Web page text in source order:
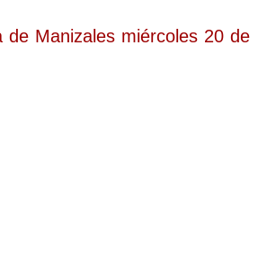
de Manizales miércoles 20 de